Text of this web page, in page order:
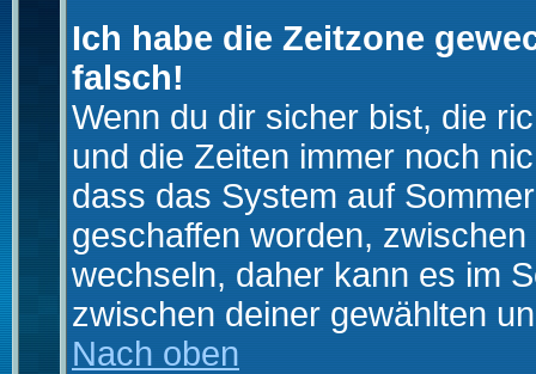
Ich habe die Zeitzone
falsch!
Wenn du dir sicher bist, die
und die Zeiten immer noch
dass das System auf
geschaffen worden,
wechseln, daher kann es im
zwischen deiner gewählten
Nach oben